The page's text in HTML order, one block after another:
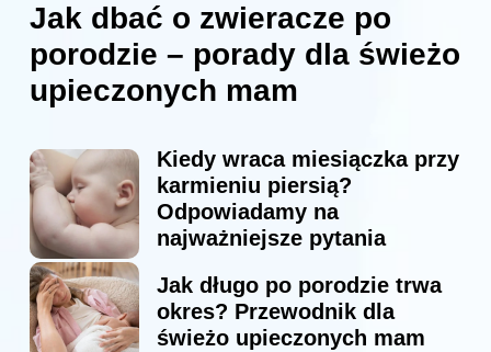
Jak dbać o zwieracze po
porodzie – porady dla świeżo
upieczonych mam
Kiedy wraca miesiączka przy
karmieniu piersią?
Odpowiadamy na
najważniejsze pytania
Jak długo po porodzie trwa
okres? Przewodnik dla
świeżo upieczonych mam